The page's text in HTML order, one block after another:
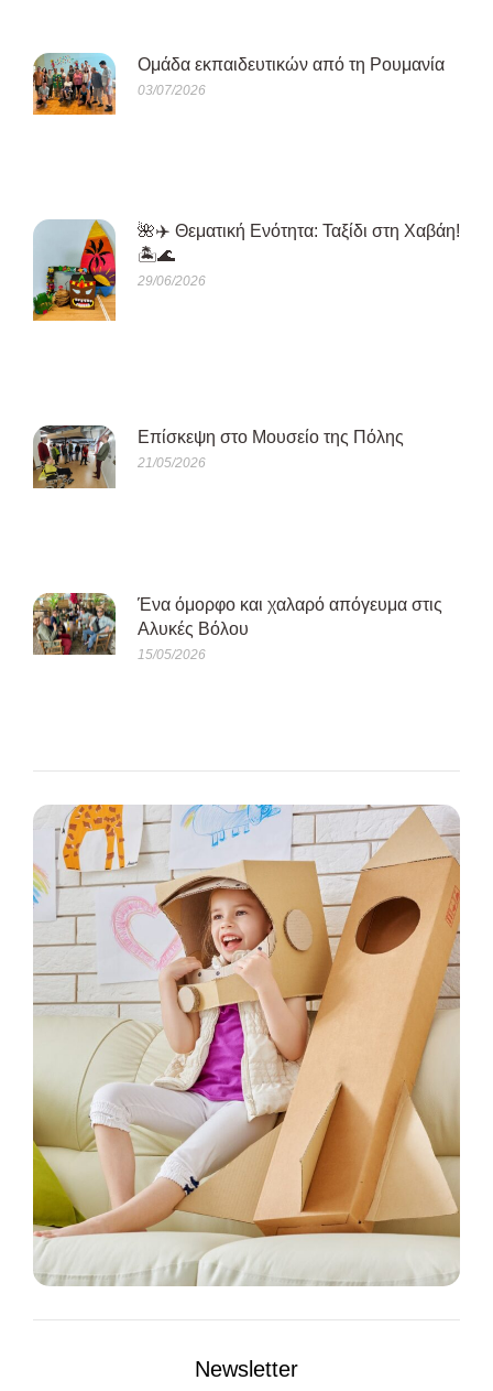
Oμάδα εκπαιδευτικών από τη Ρουμανία
03/07/2026
🌺✈️ Θεματική Ενότητα: Ταξίδι στη Χαβάη!
🏝️🌊
29/06/2026
Eπίσκεψη στο Μουσείο της Πόλης
21/05/2026
Ένα όμορφο και χαλαρό απόγευμα στις
Αλυκές Βόλου
15/05/2026
Newsletter